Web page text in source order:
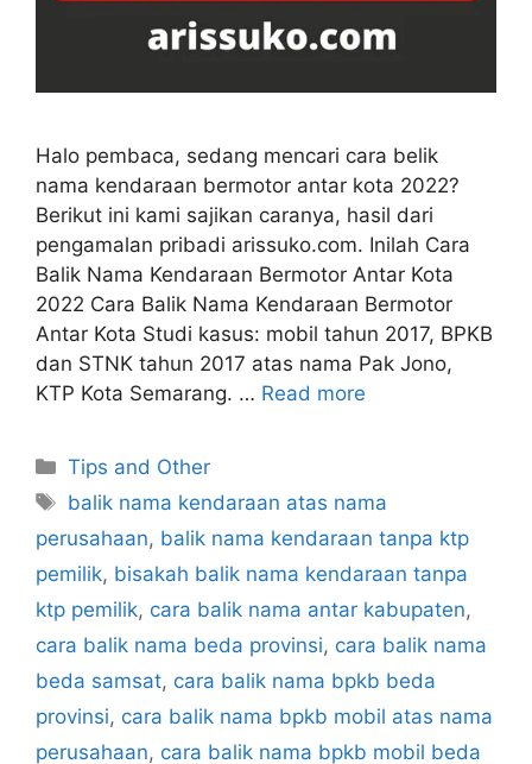
Halo pembaca, sedang mencari cara belik
nama kendaraan bermotor antar kota 2022?
Berikut ini kami sajikan caranya, hasil dari
pengamalan pribadi arissuko.com. Inilah Cara
Balik Nama Kendaraan Bermotor Antar Kota
2022 Cara Balik Nama Kendaraan Bermotor
Antar Kota Studi kasus: mobil tahun 2017, BPKB
dan STNK tahun 2017 atas nama Pak Jono,
KTP Kota Semarang. … Read more
Categories
Tips and Other
Tags
balik nama kendaraan atas nama
perusahaan, balik nama kendaraan tanpa ktp
pemilik, bisakah balik nama kendaraan tanpa
ktp pemilik, cara balik nama antar kabupaten,
cara balik nama beda provinsi, cara balik nama
beda samsat, cara balik nama bpkb beda
provinsi, cara balik nama bpkb mobil atas nama
perusahaan, cara balik nama bpkb mobil beda